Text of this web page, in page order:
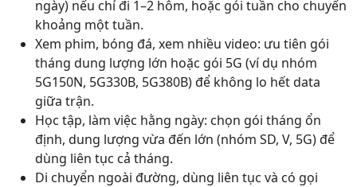
ngày) nếu chỉ đi 1–2 hôm, hoặc gói tuần cho chuyến
khoảng một tuần.
Xem phim, bóng đá, xem nhiều video: ưu tiên gói
tháng dung lượng lớn hoặc gói 5G (ví dụ nhóm
5G150N, 5G330B, 5G380B) để không lo hết data
giữa trận.
Học tập, làm việc hằng ngày: chọn gói tháng ổn
định, dung lượng vừa đến lớn (nhóm SD, V, 5G) để
dùng liên tục cả tháng.
Di chuyển ngoài đường, dùng liên tục và có gọi